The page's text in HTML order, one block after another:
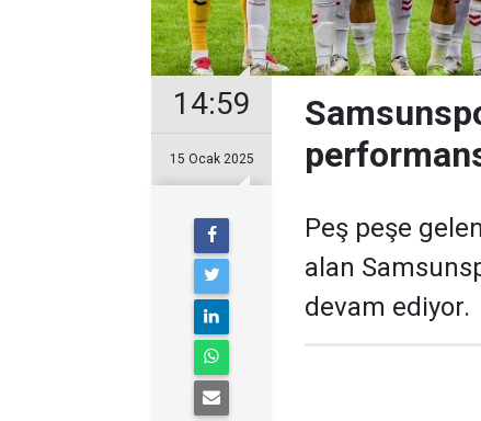
14:59
15 Ocak 2025
Peş peşe
alan
devam ediyor.